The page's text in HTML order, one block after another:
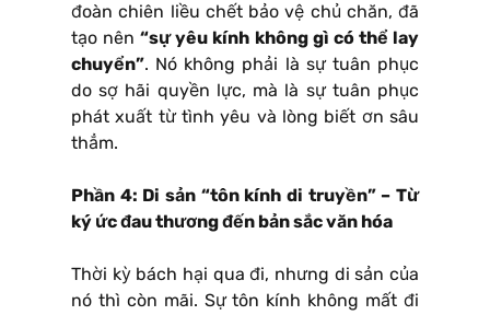
đoàn chiên liều chết bảo vệ chủ chăn, đã
tạo nên“sự yêu kính không gì có thể lay
chuyển”. Nó không phải là sự tuân phục
do sợ hãi quyền lực, mà là sự tuân phục
phát xuất từ tình yêu và lòng biết ơn sâu
thẳm.
Phần 4: Di sản “tôn kính di truyền” – Từ
ký ức đau thương đến bản sắc văn hóa
Thời kỳ bách hại qua đi, nhưng di sản của
nó thì còn mãi. Sự tôn kính không mất đi